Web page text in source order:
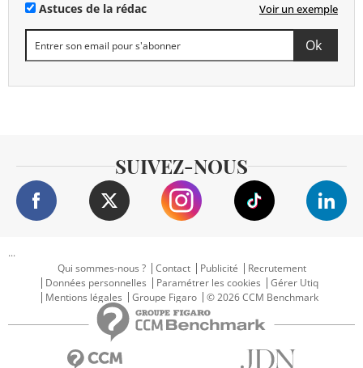
Astuces de la rédac Voir un exemple
SUIVEZ-NOUS
...
Qui sommes-nous ?
Contact Publicité
Recrutement
Données personnelles
Paramétrer les cookies
Gérer Utiq
Mentions légales
Groupe Figaro © 2026 CCM Benchmark